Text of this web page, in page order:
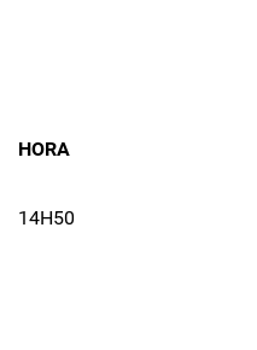
HORA
14H50